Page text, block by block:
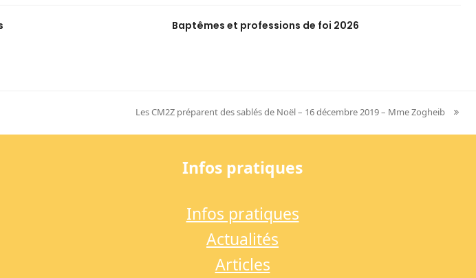
Baptêmes et professions de foi 2026
next
post:
Les CM2Z préparent des sablés de Noël – 16 décembre 2019 – Mme Zogheib
Infos pratiques
Infos pratiques
Actualités
Articles